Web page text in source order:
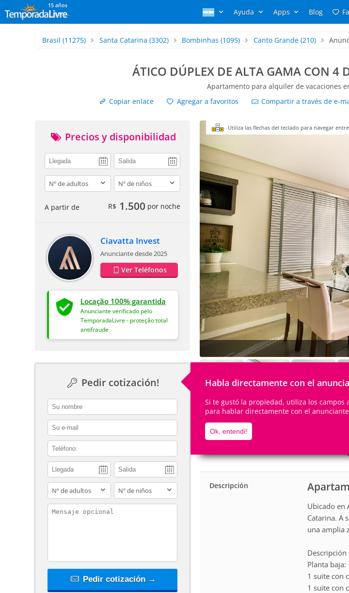
15 años
Ayuda Apps Blog
Brasil (11275) Santa Catarina (3302) Bombinhas (1095) Canto Grande(210)
ÁTICO DÚPLEX DE ALTA GAMA CON 4
Apartamento para alquiler de vacaciones
Copiar enlace
Agregar a favoritos Compartir a través de e-
Precios y disponibilidad
adults children
A partir de R$ 1.500 por noche
Ciavatta Invest
Anunciante desde 2025
Ver Teléfonos
Locação 100% garantida
Anunciante verificado pelo
TemporadaLivre - proteção total
antifraude
Pedir cotización! Habla directamente con el
Si te gustó la propiedad, utiliza los campos
para hablar directamente con el
Ok, entendi!
contact_name
contact_email
contact_phone
adults children
contact_message
Pedir cotización →
Utiliza las flechas del teclado para navegar
10Personas
Descripción
Ubicado en
Catarina. A
una amplia
Planta baja:
1 suite con
1 suite con